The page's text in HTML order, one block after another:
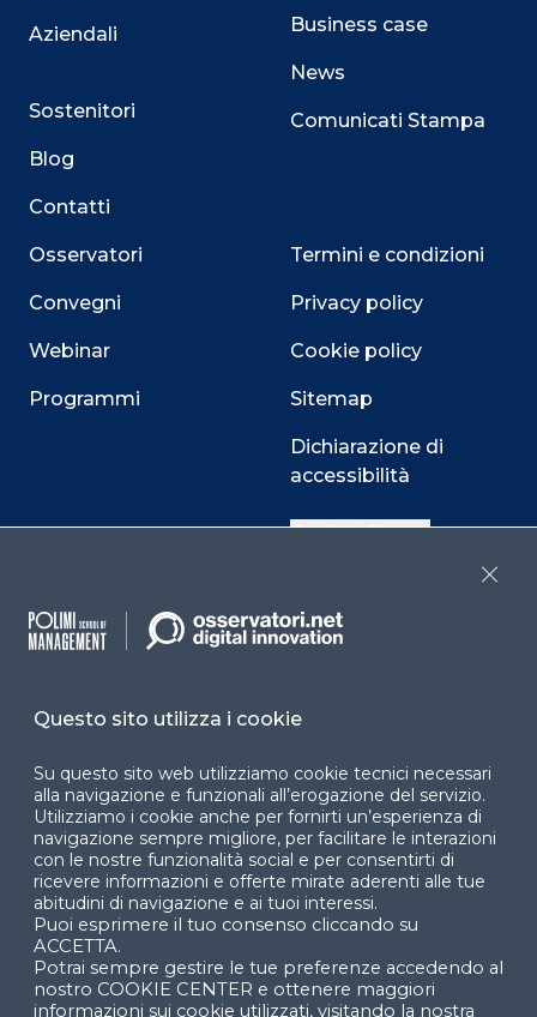
Aziendali
Sostenitori
Blog
Contatti
Osservatori
Convegni
Webinar
Programmi
Business case
News
Comunicati Stampa
Termini e condizioni
Privacy policy
Cookie policy
Sitemap
Dichiarazione di
accessibilità
Cookie Center
Facebook LinkedIn
© 2024 Copyright © Politecnico di Milano Dipartimento
di Ingegneria Gestionale
Questo sito utilizza i cookie
Su questo sito web utilizziamo cookie tecnici necessari
alla navigazione e funzionali all’erogazione del servizio.
Utilizziamo i cookie anche per fornirti un’esperienza di
navigazione sempre migliore, per facilitare le interazioni
con le nostre funzionalità social e per consentirti di
ricevere informazioni e offerte mirate aderenti alle tue
abitudini di navigazione e ai tuoi interessi.
Puoi esprimere il tuo consenso cliccando su
ACCETTA.
Potrai sempre gestire le tue preferenze accedendo al
nostro COOKIE CENTER e ottenere maggiori
informazioni sui cookie utilizzati, visitando la nostra